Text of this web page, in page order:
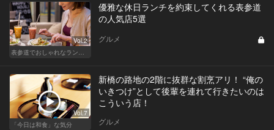
Vol.2
表参道でおしゃれなランチ女子会
優雅な休日ランチを約束してくれる表参道
の人気店5選
グルメ
Vol.7
「今日は和食」な気分
新橋の路地の2階に抜群な割烹アリ！ “俺の
いきつけ”として後輩を連れて行きたいのは
こういう店！
グルメ